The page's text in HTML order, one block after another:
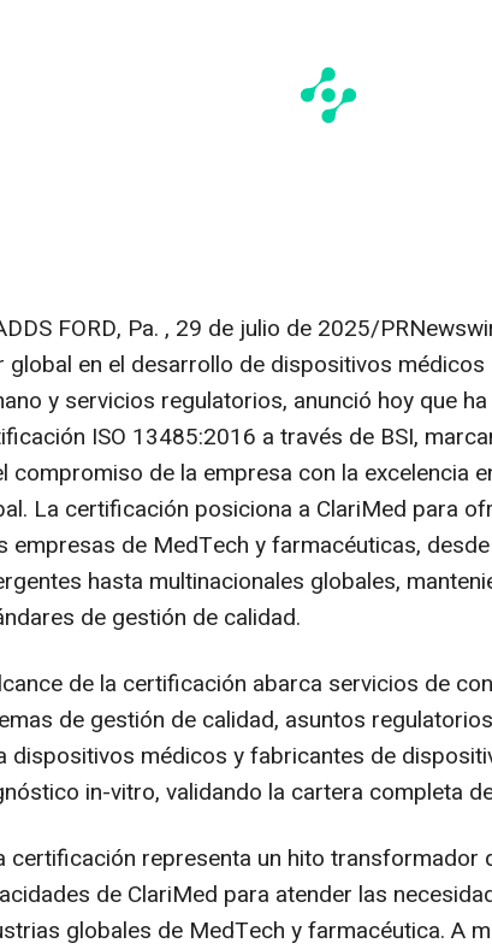
FORD, Pa. , 29 de julio de 2025/
global en el desarrollo de dispositivos
y servicios regulatorios, anunció hoy que
ISO 13485:2016 a través de BSI,
compromiso de la empresa con la excelencia
La certificación posiciona a ClariMed para
empresas de MedTech y farmacéuticas,
hasta multinacionales globales,
de gestión de calidad.
de la certificación abarca servicios de
de gestión de calidad, asuntos
dispositivos médicos y fabricantes de
in-vitro, validando la cartera completa
certificación representa un hito transformador
de ClariMed para atender las
globales de MedTech y farmacéutica. A